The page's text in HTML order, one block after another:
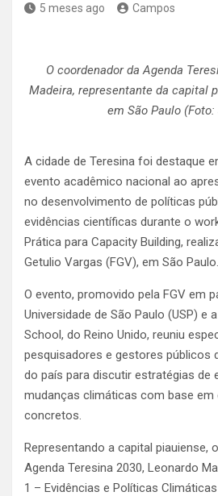
5 meses ago Campos
O coordenador da Agenda
Madeira, representante da capital
em São Paulo (Foto:
A cidade de Teresina foi destaque
evento acadêmico nacional ao
no desenvolvimento de políticas
evidências científicas durante o
Prática para Capacity Building,
Getulio Vargas (FGV), em São Paulo.
O evento, promovido pela FGV em
Universidade de São Paulo (USP) e
School, do Reino Unido, reuniu
pesquisadores e gestores públicos
do país para discutir estratégias de
mudanças climáticas com base em
concretos.
Representando a capital piauiense,
Agenda Teresina 2030, Leonardo
1 – Evidências e Políticas